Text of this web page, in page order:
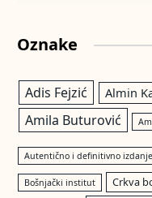
Oznake
Adis Fejzić Almin
Amila Buturović
Autentično i definitivno izdanje
Bošnjački institut Crkva